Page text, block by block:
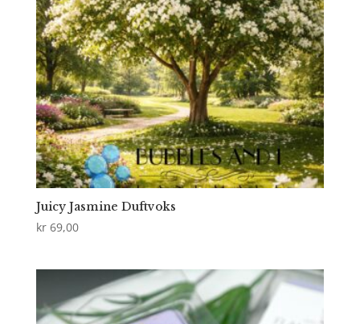
Juicy Jasmine Duftvoks
kr69,00